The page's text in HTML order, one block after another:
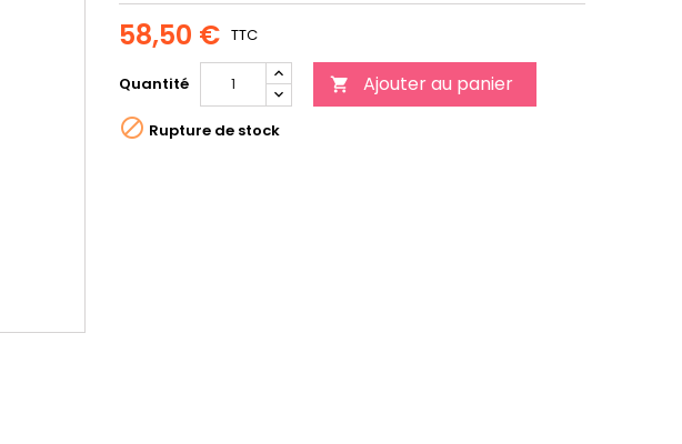
58,50 € TTC
Quantité  Ajouter au panier
 Rupture de stock